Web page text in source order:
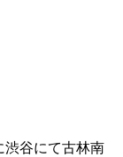
渋谷にて古林南